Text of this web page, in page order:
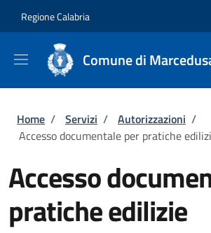
Regione Calabria
Comune di
Briciole di pane
Home / Servizi / Autorizzazioni /
Accesso documentale per pratiche
Accesso
pratiche edilizie